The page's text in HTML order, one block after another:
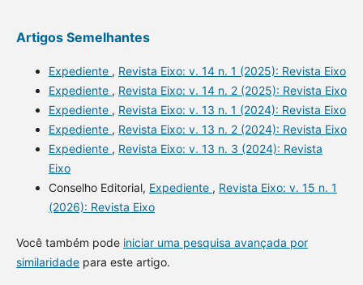
Artigos Semelhantes
Expediente , Revista Eixo: v. 14 n. 1 (2025): Revista Eixo
Expediente , Revista Eixo: v. 14 n. 2 (2025): Revista Eixo
Expediente , Revista Eixo: v. 13 n. 1 (2024): Revista Eixo
Expediente , Revista Eixo: v. 13 n. 2 (2024): Revista Eixo
Expediente , Revista Eixo: v. 13 n. 3 (2024): Revista
Eixo
Conselho Editorial, Expediente , Revista Eixo: v. 15 n. 1
(2026): Revista Eixo
Você também pode iniciar uma pesquisa avançada por
similaridadepara este artigo.